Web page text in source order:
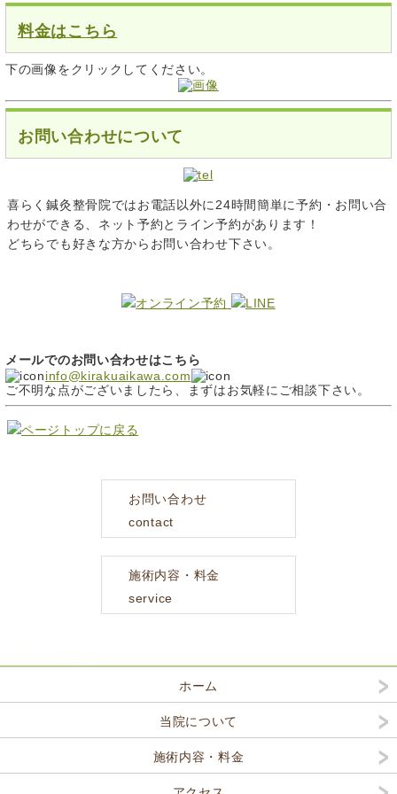
料金はこちら
下の画像をクリックしてください。
お問い合わせについて
喜らく鍼灸整骨院ではお電話以外に24時間簡単に予約・お問い合
わせができる、ネット予約とライン予約があります！
どちらでも好きな方からお問い合わせ下さい。
メールでのお問い合わせはこちら
info@kirakuaikawa.com
ご不明な点がございましたら、まずはお気軽にご相談下さい。
お問い合わせ
contact
施術内容・料金
service
ホーム
当院について
施術内容・料金